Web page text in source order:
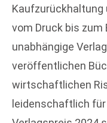
vom Druck bis
unabhängige
veröffentlichen
wirtschaftlichen
leidenschaftlich für